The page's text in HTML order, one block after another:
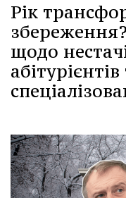
Рік
щодо